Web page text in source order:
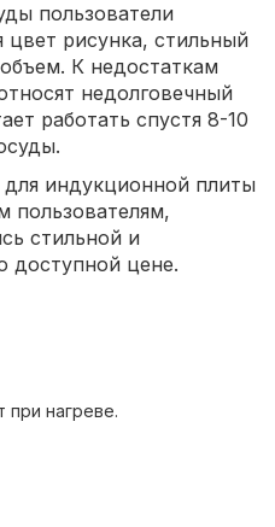
пользователи
рисунка, стильный
К недостаткам
недолговечный
работать спустя 8-10
индукционной плиты
пользователям,
стильной и
доступной цене.
нагреве.